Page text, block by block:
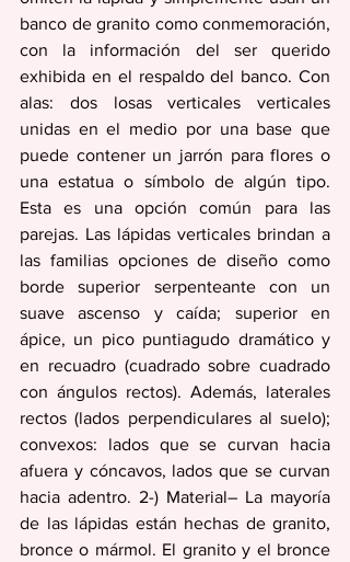
banco de granito como conmemoración,
con la información del ser querido
exhibida en el respaldo del banco. Con
alas: dos losas verticales verticales
unidas en el medio por una base que
puede contener un jarrón para flores o
una estatua o símbolo de algún tipo.
Esta es una opción común para las
parejas. Las lápidas verticales brindan a
las familias opciones de diseño como
borde superior serpenteante con un
suave ascenso y caída; superior en
ápice, un pico puntiagudo dramático y
en recuadro (cuadrado sobre cuadrado
con ángulos rectos). Además, laterales
rectos (lados perpendiculares al suelo);
convexos: lados que se curvan hacia
afuera y cóncavos, lados que se curvan
hacia adentro. 2-) Material– La mayoría
de las lápidas están hechas de granito,
bronce o mármol. El granito y el bronce